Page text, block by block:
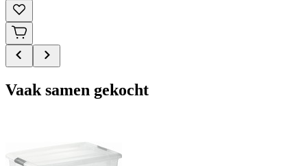
Vaak samen gekocht